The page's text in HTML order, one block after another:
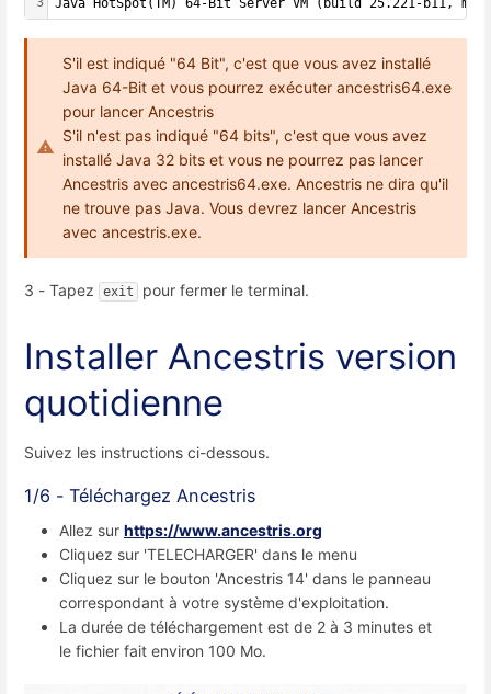
Java HotSpot(TM) 64-Bit Server VM (build 25.221-b11,
S'il est indiqué "64 Bit", c'est que vous avez installé
Java 64-Bit et vous pourrez exécuter ancestris64.exe
pour lancer Ancestris
S'il n'est pas indiqué "64 bits", c'est que vous avez
installé Java 32 bits et vous ne pourrez pas lancer
Ancestris avec ancestris64.exe. Ancestris ne dira qu'il
ne trouve pas Java. Vous devrez lancer Ancestris
avec ancestris.exe.
3 - Tapez exit pour fermer le terminal.
Installer Ancestris version
quotidienne
Suivez les instructions ci-dessous.
1/6 - Téléchargez Ancestris
Allez sur https://www.ancestris.org
Cliquez sur 'TELECHARGER' dans le menu
Cliquez sur le bouton 'Ancestris 14' dans le panneau
correspondant à votre système d'exploitation.
La durée de téléchargement est de 2 à 3 minutes et
le fichier fait environ 100 Mo.